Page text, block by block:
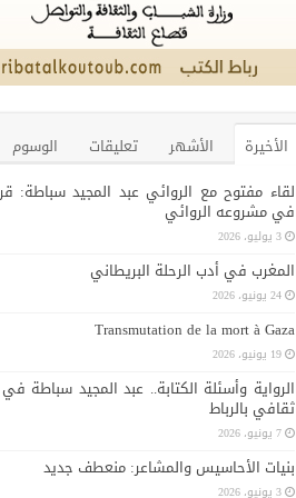
الأخيرة الأشهر تعليقات
الوسوم
لقاء مفتوح مع الروائي عبد المجيد سباطة:
في مشروعه الروائي
3 يوليو، 2026
المغرب في أدب الرحلة البريطاني
24 يونيو، 2026
Transmutation de la mort à Gaza
19 يونيو، 2026
الرواية وأسئلة الكتابة.. عبد المجيد سباطة
ثقافي بالرباط
7 يونيو، 2026
بنيات الأحاسيس والمشاعر: منعطف جديد
3 يونيو، 2026